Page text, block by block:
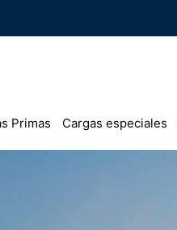
Primas Cargas especiales